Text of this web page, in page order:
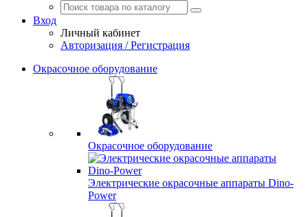
Вход
Личный кабинет
Авторизация / Регистрация
Окрасочное оборудование
Окрасочное оборудование
Электрические окрасочные аппараты Dino-
Power